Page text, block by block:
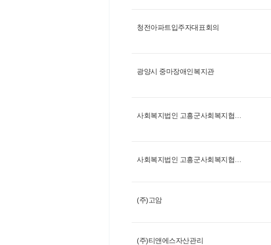
청전아파트입주자대표회의
광양시 중마장애인복지관
(주)고암
(주)티앤에스자산관리